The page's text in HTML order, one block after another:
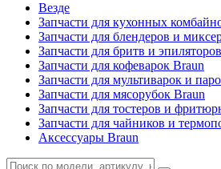
Везде
Запчасти для кухонных
Запчасти для блендеров и
Запчасти для бритв и
Запчасти для кофеварок Braun
Запчасти для мультиварок и
Запчасти для мясорубок Braun
Запчасти для тостеров и
Запчасти для чайников и
Аксессуары Braun